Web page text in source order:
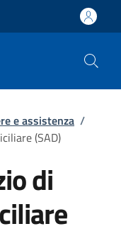
e assistenza /
(SAD)
di